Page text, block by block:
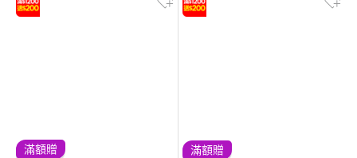
滿額贈 滿額贈